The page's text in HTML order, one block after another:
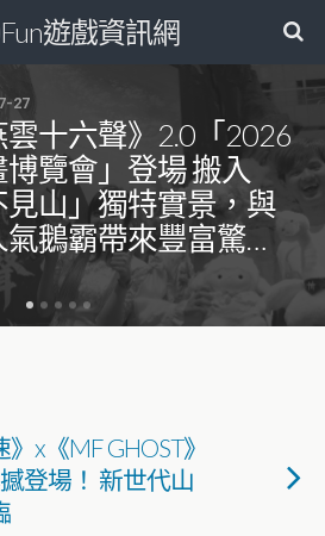
遊戲資訊網
27
雲十六聲》2.0「2026
博覽會」登場 搬入
見山」獨特實景，與
氣鵝霸帶來豐富驚
》x《MF GHOST》
登場！ 新世代山